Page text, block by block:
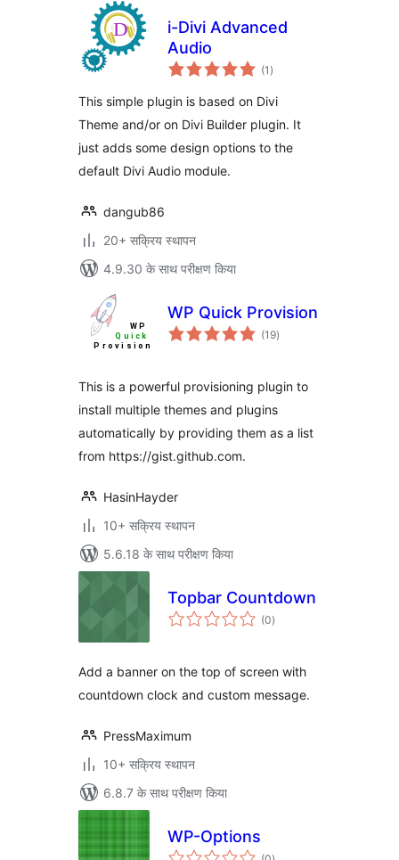
i-Divi Advanced
Audio
(1 कुल
दर)
This simple plugin is based on Divi
Theme and/or on Divi Builder plugin. It
just adds some design options to the
default Divi Audio module.
dangub86
20+ सक्रिय स्थापन
4.9.30 के साथ परीक्षण किया
WP Quick Provision
(19कुल
दर)
This is a powerful provisioning plugin to
install multiple themes and plugins
automatically by providing them as a list
from https://gist.github.com.
HasinHayder
10+ सक्रिय स्थापन
5.6.18 के साथ परीक्षण किया
Topbar Countdown
(0कुल
दर)
Add a banner on the top of screen with
countdown clock and custom message.
PressMaximum
10+ सक्रिय स्थापन
6.8.7 के साथ परीक्षण किया
WP-Options
कुल